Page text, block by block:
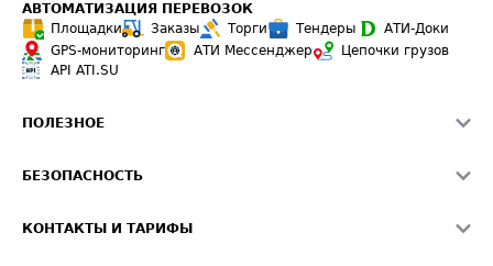
АВТОМАТИЗАЦИЯ ПЕРЕВОЗОК
Площадки
Заказы Торги Тендеры
АТИ-Доки
GPS-мониторинг
АТИ Мессенджер
Цепочки грузов
API ATI.SU
ПОЛЕЗНОЕ
Звезды ATI.SU на вашем сайте
БЕЗОПАСНОСТЬ
КОНТАКТЫ И ТАРИФЫ